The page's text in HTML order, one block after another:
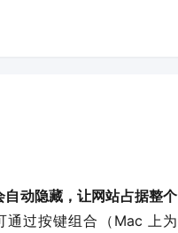
动隐藏，让网站占据整个
通过按键组合（Mac 上为